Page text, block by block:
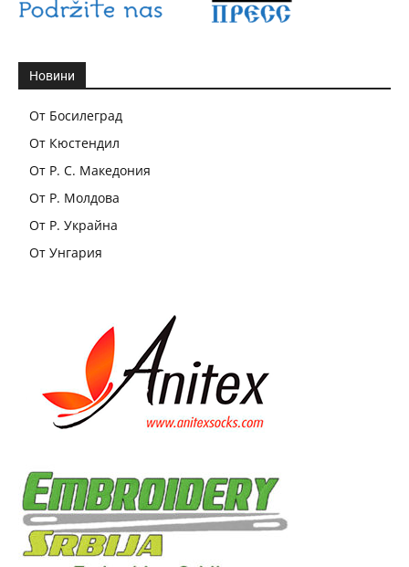
Новини
От Босилеград
От Кюстендил
От Р. С. Македония
От Р. Молдова
От Р. Украйна
От Унгария